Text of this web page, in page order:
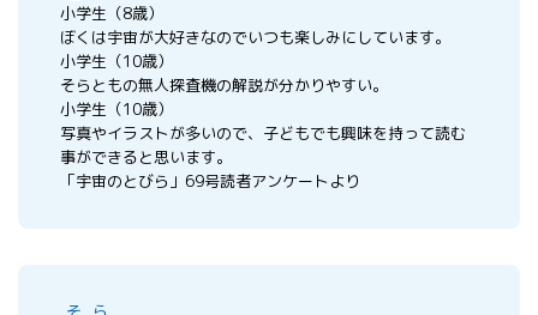
小学生（8歳）
ぼくは宇宙が大好きなのでいつも楽しみにしています。
小学生（10歳）
そらともの無人探査機の解説が分かりやすい。
小学生（10歳）
写真やイラストが多いので、子どもでも興味を持って読む
事ができると思います。
「宇宙のとびら」69号読者アンケートより